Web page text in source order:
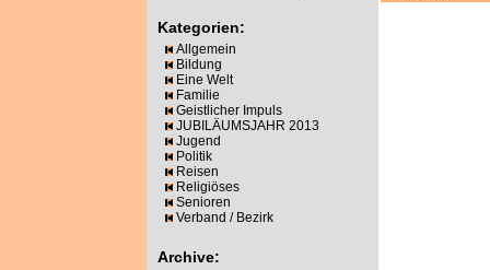
Kategorien:
Allgemein
Bildung
Eine Welt
Familie
Geistlicher Impuls
JUBILÄUMSJAHR 2013
Jugend
Politik
Reisen
Religiöses
Senioren
Verband / Bezirk
Archive: